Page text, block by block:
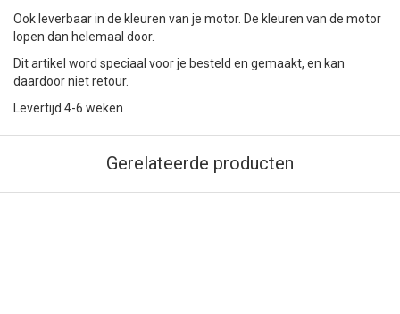
Ook leverbaar in de kleuren van je motor. De kleuren van de motor
lopen dan helemaal door.
Dit artikel word speciaal voor je besteld en gemaakt, en kan
daardoor niet retour.
Levertijd 4-6 weken
Gerelateerde producten